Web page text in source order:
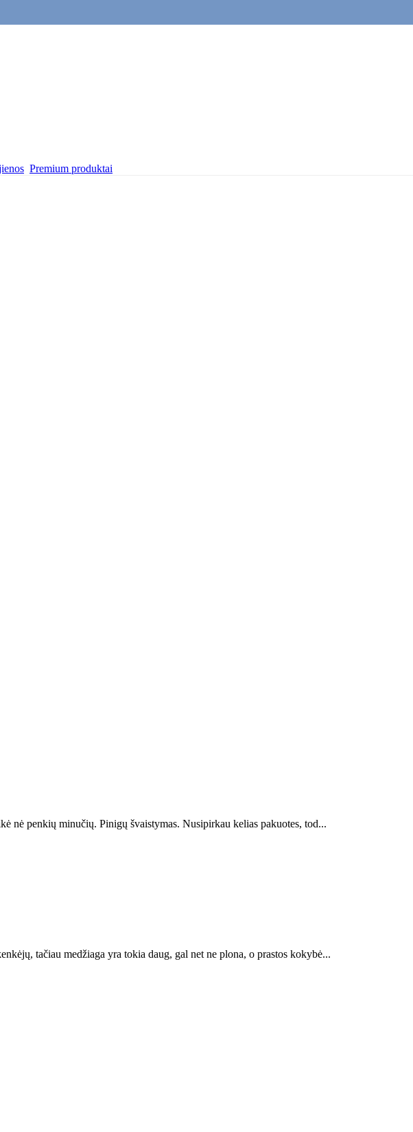
Premium produktai
nė penkių minučių. Pinigų švaistymas. Nusipirkau kelias pakuotes, tod...
tačiau medžiaga yra tokia daug, gal net ne plona, o prastos kokybė...